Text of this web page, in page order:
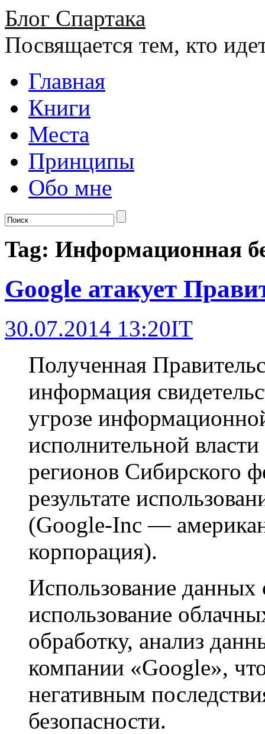
Блог Спартака
Посвящается тем, кто
Главная
Книги
Места
Принципы
Обо мне
Tag: Информационная
Google атакует
30.07.2014 13:20IT
Полученная
информация
угрозе
исполнительной
регионов Сибирского
результате
(Google-Inc —
корпорация).
Использование данных
использование
обработку, анализ
компании «Google»,
негативным
безопасности.